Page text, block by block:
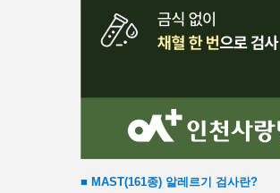
■ MAST(161종) 알레르기 검사란?